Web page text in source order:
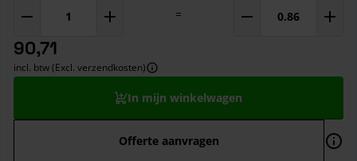
=
90,71
incl. btw (Excl. verzendkosten)
In mijn winkelwagen
Offerte aanvragen